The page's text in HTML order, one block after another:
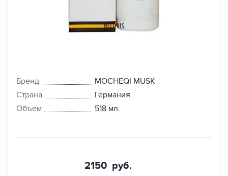
Бренд
MOCHEQI MUSK
Страна
Германия
Объем
518 мл.
2150руб.